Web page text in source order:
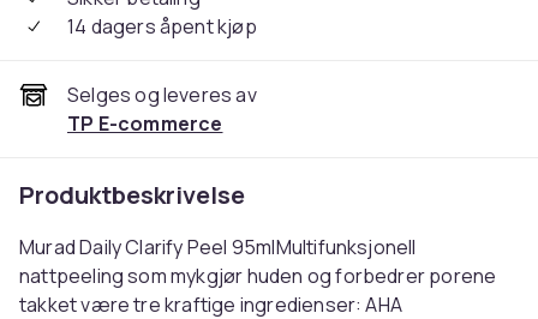
14 dagers åpent kjøp
Selges og leveres av
TP E-commerce
Produktbeskrivelse
Murad Daily Clarify Peel 95mlMultifunksjonell
nattpeeling som mykgjør huden og forbedrer porene
takket være tre kraftige ingredienser: AHA